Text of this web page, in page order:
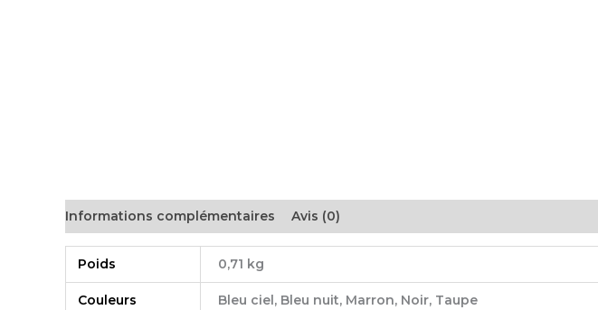
Informations complémentaires Avis (0)
Poids 0,71 kg
Couleurs Bleu ciel, Bleu nuit, Marron, Noir, Taupe